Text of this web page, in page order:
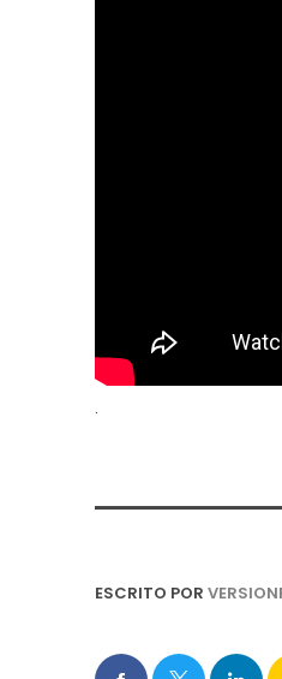
.
ESCRITO POR